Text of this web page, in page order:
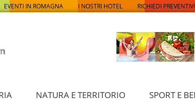
EVENTI IN ROMAGNA I NOSTRI HOTEL RICHIEDI
NATURA E TERRITORIO SPORT E